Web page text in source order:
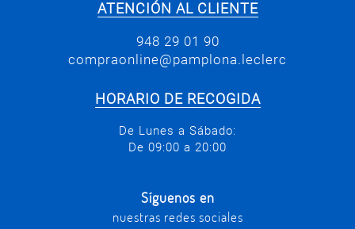
ATENCIÓN AL CLIENTE
948 29 01 90
compraonline@pamplona.leclerc
HORARIO DE RECOGIDA
De Lunes a Sábado:
De 09:00 a 20:00
Síguenos en
nuestras redes sociales